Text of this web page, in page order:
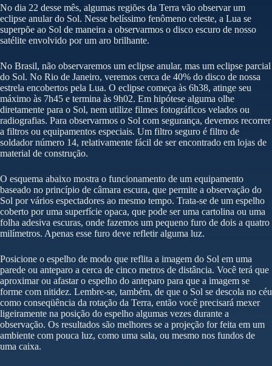
No dia 22 desse mês, algumas regiões da Terra vão observar um
eclipse anular do Sol. Nesse belíssimo fenômeno celeste, a Lua se
superpõe ao Sol de maneira a observarmos o disco escuro de nosso
satélite envolvido por um aro brilhante.
No Brasil, não observaremos um eclipse anular, mas um eclipse parcial
do Sol. No Rio de Janeiro, veremos cerca de 40% do disco de nossa
estrela encobertos pela Lua. O eclipse começa às 6h38, atinge seu
máximo às 7h45 e termina às 9h02. Em hipótese alguma olhe
diretamente para o Sol, nem utilize filmes fotográficos velados ou
radiografias. Para observarmos o Sol com segurança, devemos recorrer
a filtros ou equipamentos especiais. Um filtro seguro é filtro de
soldador número 14, relativamente fácil de ser encontrado em lojas de
material de construção.
O esquema abaixo mostra o funcionamento de um equipamento
baseado no princípio de câmara escura, que permite a observação do
Sol por vários espectadores ao mesmo tempo. Trata-se de um espelho
coberto por uma superfície opaca, que pode ser uma cartolina ou uma
folha adesiva escuras, onde fazemos um pequeno furo de dois a quatro
milímetros. Apenas esse furo deve refletir alguma luz.
Posicione o espelho de modo que reflita a imagem do Sol em uma
parede ou anteparo a cerca de cinco metros de distância. Você terá que
aproximar ou afastar o espelho do anteparo para que a imagem se
forme com nitidez. Lembre-se, também, de que o Sol se descola no céu
como conseqüência da rotação da Terra, então você precisará mexer
ligeiramente na posição do espelho algumas vezes durante a
observação. Os resultados são melhores se a projeção for feita em um
ambiente com pouca luz, como uma sala, ou mesmo nos fundos de
uma caixa.